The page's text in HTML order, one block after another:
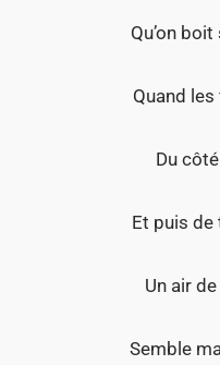
Qu’on
Quand
Du
Et puis
Un air
Semble